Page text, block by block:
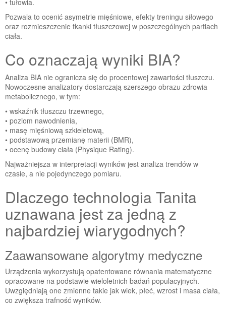
• tułowia.
Pozwala to ocenić asymetrie mięśniowe, efekty treningu siłowego
oraz rozmieszczenie tkanki tłuszczowej w poszczególnych partiach
ciała.
Co oznaczają wyniki BIA?
Analiza BIA nie ogranicza się do procentowej zawartości tłuszczu.
Nowoczesne analizatory dostarczają szerszego obrazu zdrowia
metabolicznego, w tym:
• wskaźnik tłuszczu trzewnego,
• poziom nawodnienia,
• masę mięśniową szkieletową,
• podstawową przemianę materii (BMR),
• ocenę budowy ciała (Physique Rating).
Najważniejsza w interpretacji wyników jest analiza trendów w
czasie, a nie pojedynczego pomiaru.
Dlaczego technologia Tanita
uznawana jest za jedną z
najbardziej wiarygodnych?
Zaawansowane algorytmy medyczne
Urządzenia wykorzystują opatentowane równania matematyczne
opracowane na podstawie wieloletnich badań populacyjnych.
Uwzględniają one zmienne takie jak wiek, płeć, wzrost i masa ciała,
co zwiększa trafność wyników.